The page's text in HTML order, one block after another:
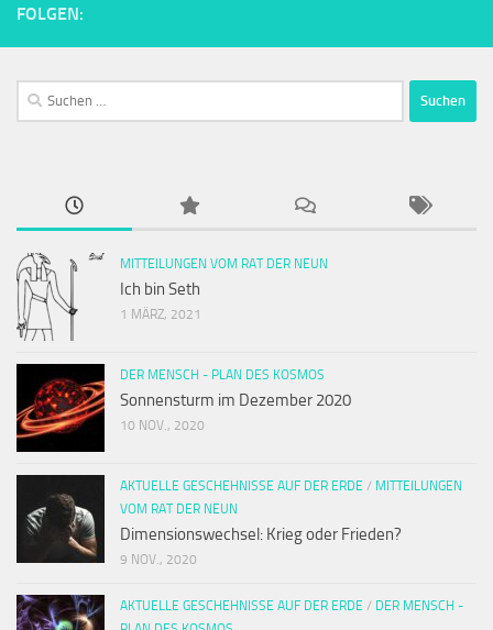
FOLGEN:
Suchen
nach:
MITTEILUNGEN VOM RAT DER NEUN
Ich bin Seth
1 MÄRZ, 2021
DER MENSCH - PLAN DES KOSMOS
Sonnensturm im Dezember 2020
10 NOV., 2020
AKTUELLE GESCHEHNISSE AUF DER ERDE / MITTEILUNGEN
VOM RAT DER NEUN
Dimensionswechsel: Krieg oder Frieden?
9 NOV., 2020
AKTUELLE GESCHEHNISSE AUF DER ERDE / DER MENSCH -